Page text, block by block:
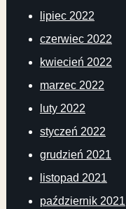
lipiec 2022
czerwiec 2022
kwiecień 2022
marzec 2022
luty 2022
styczeń 2022
grudzień 2021
listopad 2021
październik 2021